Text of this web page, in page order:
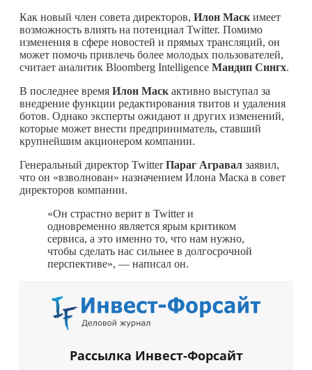
Как новый член совета директоров, Илон Маск имеет
возможность влиять на потенциал Twitter. Помимо
изменения в сфере новостей и прямых трансляций, он
может помочь привлечь более молодых пользователей,
считает аналитик Bloomberg Intelligence Мандип Сингх.
В последнее время Илон Маск активно выступал за
внедрение функции редактирования твитов и удаления
ботов. Однако эксперты ожидают и других изменений,
которые может внести предприниматель, ставший
крупнейшим акционером компании.
Генеральный директор TwitterПараг Агравал заявил,
что он «взволнован» назначением Илона Маска в совет
директоров компании.
«Он страстно верит в Twitter и
одновременно является ярым критиком
сервиса, а это именно то, что нам нужно,
чтобы сделать нас сильнее в долгосрочной
перспективе», — написал он.
Рассылка Инвест-Форсайт